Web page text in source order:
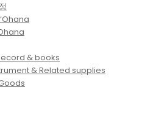
& books
& Related supplies